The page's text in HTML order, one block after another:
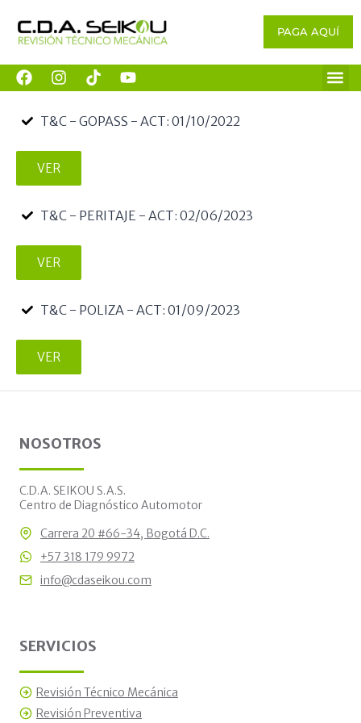
PAGA AQUÍ
T&C - GOPASS - ACT: 01/10/2022
VER
T&C - PERITAJE - ACT: 02/06/2023
VER
T&C - POLIZA - ACT: 01/09/2023
VER
NOSOTROS
C.D.A. SEIKOU S.A.S.
Centro de Diagnóstico Automotor
Carrera 20 #66-34, Bogotá D.C.
+57 318 179 9972
info@cdaseikou.com
SERVICIOS
Revisión Técnico Mecánica
Revisión Preventiva